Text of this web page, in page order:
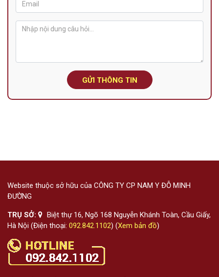
GỬI THÔNG TIN
Website thuộc sở hữu của CÔNG TY CP NAM Y ĐỖ MINH
ĐƯỜNG
TRỤ SỞ:
Biệt thự 16, Ngõ 168 Nguyễn Khánh Toàn, Cầu Giấy,
Hà Nội (Điện thoại: 092.842.1102) (Xem bản đồ)